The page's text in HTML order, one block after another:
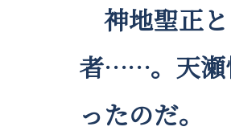
神地聖正
者……。天瀬
ったのだ。